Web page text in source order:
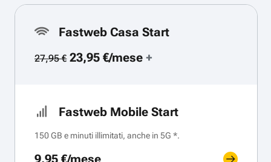
Fastweb Casa Start
27,95 €23,95 €/mese+
Fastweb Mobile Start
150 GB e minuti illimitati, anche in 5G *.
9,95 €/mese